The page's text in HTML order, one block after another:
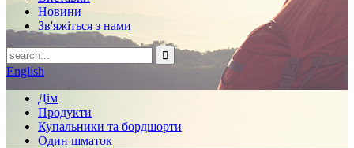
Новини
Зв'яжіться з нами
English
Дім
Продукти
Купальники та бордшорти
Один шматок